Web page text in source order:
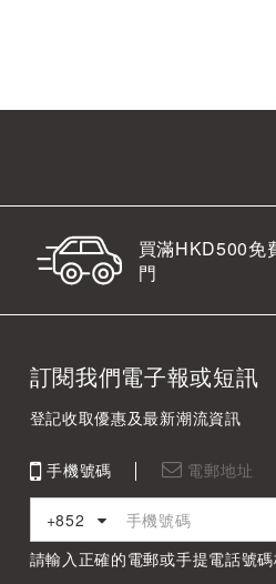
買滿HKD500免
門
訂閱我們電子報或短訊
登記收取優惠及最新潮流資訊
手機號碼 電郵地址
+852
請輸入正確的電郵或手提電話號